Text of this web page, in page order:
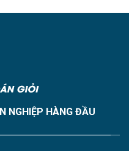
NGHIỆP HÀNG ĐẦU